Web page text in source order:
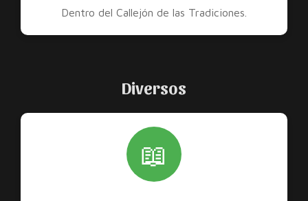
Dentro del Callejón de las Tradiciones.
Diversos
📖